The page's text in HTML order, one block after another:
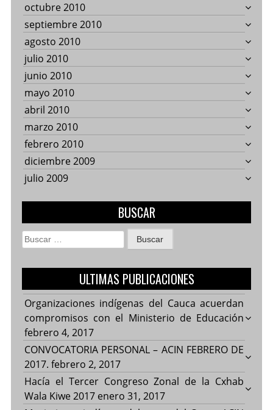
octubre 2010
septiembre 2010
agosto 2010
julio 2010
junio 2010
mayo 2010
abril 2010
marzo 2010
febrero 2010
diciembre 2009
julio 2009
BUSCAR
Buscar:
ULTIMAS PUBLICACIONES
Organizaciones indígenas del Cauca acuerdan
compromisos con el Ministerio de Educación
febrero 4, 2017
CONVOCATORIA PERSONAL – ACIN FEBRERO DE
2017. febrero 2, 2017
Hacía el Tercer Congreso Zonal de la Cxhab
Wala Kiwe 2017 enero 31, 2017